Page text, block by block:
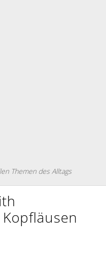
Themen des Alltags